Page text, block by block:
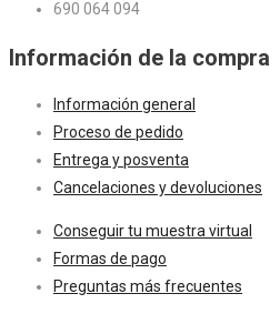
690 064 094
Información de la compra
Información general
Proceso de pedido
Entrega y posventa
Cancelaciones y devoluciones
Conseguir tu muestra virtual
Formas de pago
Preguntas más frecuentes